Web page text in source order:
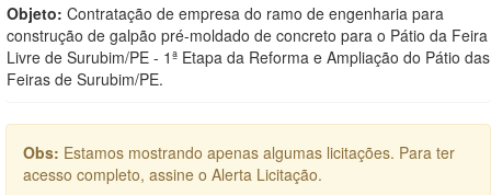
Objeto: Contratação de empresa do ramo de engenharia para
construção de galpão pré-moldado de concreto para o Pátio da Feira
Livre de Surubim/PE - 1ª Etapa da Reforma e Ampliação do Pátio das
Feiras de Surubim/PE.
Obs: Estamos mostrando apenas algumas licitações. Para ter
acesso completo, assine o Alerta Licitação.